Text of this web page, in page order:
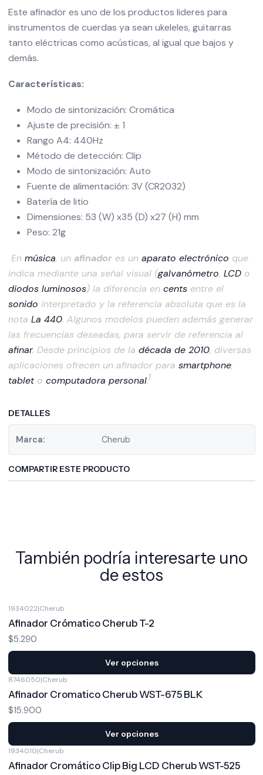
Este afinador es uno de los productos lideres para
instrumentos de cuerdas ya sean ukeleles, guitarras
tanto eléctricas como acústicas, al igual que bajos y
demás.
Características:
Modo de sintonización: Cromática
Ajuste de precisión: ± 1
Rango A4: 440Hz
Método de detección: Clip
Modo de sintonización: Auto
Fuente de alimentación: 3V (CR2032)
Batería de litio
Dimensiones: 53 (W) x35 (D) x27 (H) mm
Peso: 21g
En música, un afinadores un aparato electrónico que
indica mediante una señal visual (galvanómetro, LCDo
diodos luminosos) la diferencia en centsentre el
sonido interpretado y la referencia absoluta que es la
nota La 440. Algunos modelos pueden además generar
las frecuencias deseadas, para servir de referencia al
afinar. Desde principios de la década de 2010, diversas
aplicaciones ofrecen un afinador para smartphone,
tableto computadora personal.1
DETALLES
Marca: Cherub
COMPARTIR ESTE PRODUCTO
También podría interesarte uno
de estos
1934022|Cherub
Afinador Crómatico Cherub T-2
$5.290
Ver opciones
8746050|Cherub
Afinador Cromatico Cherub WST-675 BLK
$15.900
Ver opciones
1934010|Cherub
Afinador Cromático Clip Big LCD Cherub WST-525